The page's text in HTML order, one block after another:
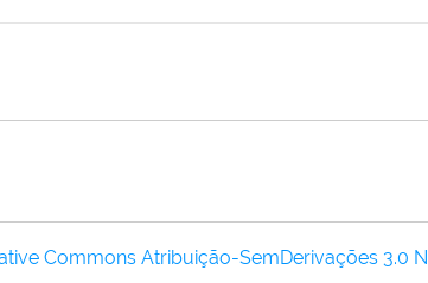
Commons Atribuição-SemDerivações 3.0